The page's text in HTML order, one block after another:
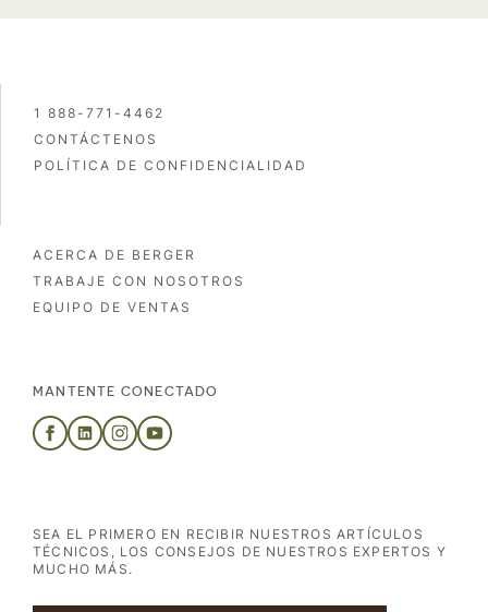
1 888-771-4462
CONTÁCTENOS
POLÍTICA DE CONFIDENCIALIDAD
ACERCA DE BERGER
TRABAJE CON NOSOTROS
EQUIPO DE VENTAS
MANTENTE CONECTADO
SEA EL PRIMERO EN RECIBIR NUESTROS ARTÍCULOS
TÉCNICOS, LOS CONSEJOS DE NUESTROS EXPERTOS Y
MUCHO MÁS.